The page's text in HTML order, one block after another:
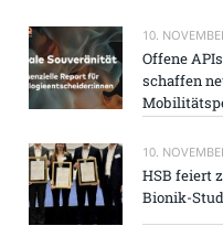
10.
Offene
schaffen
10.
HSB feiert
Bionik-